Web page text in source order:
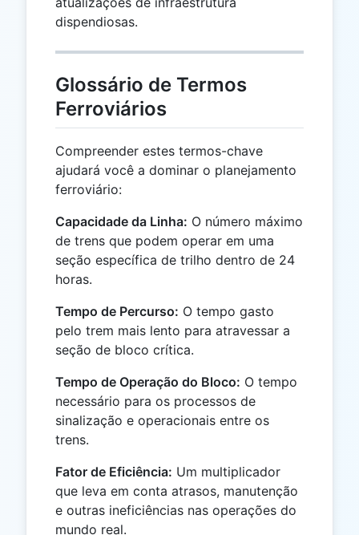
dispendiosas.
Glossário de Termos
Ferroviários
Compreender estes termos-chave
ajudará você a dominar o planejamento
ferroviário:
Capacidade da Linha: O número máximo
de trens que podem operar em uma
seção específica de trilho dentro de 24
horas.
Tempo de Percurso: O tempo gasto
pelo trem mais lento para atravessar a
seção de bloco crítica.
Tempo de Operação do Bloco: O tempo
necessário para os processos de
sinalização e operacionais entre os
trens.
Fator de Eficiência: Um multiplicador
que leva em conta atrasos, manutenção
e outras ineficiências nas operações do
mundo real.